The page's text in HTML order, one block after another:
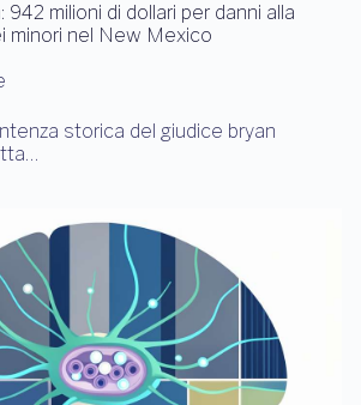
milioni di dollari per danni alla
minori nel New Mexico
storica del giudice bryan